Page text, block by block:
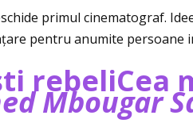
primul cinematograf.
pentru anumite
rebeliCea
Mbougar